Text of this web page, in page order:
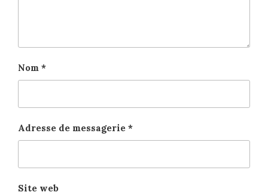
Nom *
Adresse de messagerie *
Site web